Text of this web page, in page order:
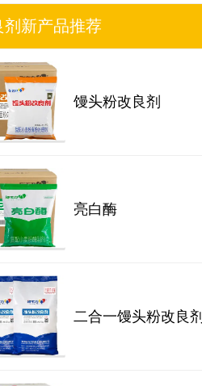
剂新产品推荐
馒头粉改良剂
亮白酶
二合一馒头粉改良剂